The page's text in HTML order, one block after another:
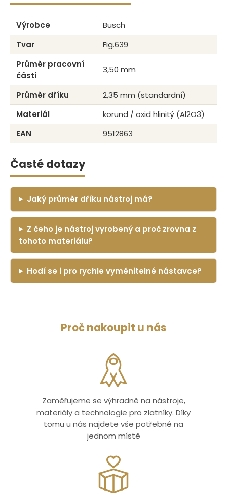
Výrobce
Busch
Tvar
Fig.639
Průměr pracovní
části
3,50 mm
Průměr dříku
2,35 mm (standardní)
Materiál
korund / oxid hlinitý (Al2O3)
EAN
9512863
Časté dotazy
Jaký průměr dříku nástroj má?
Z čeho je nástroj vyrobený a proč zrovna z
tohoto materiálu?
Hodí se i pro rychle vyměnitelné nástavce?
Proč nakoupit u nás
Zaměřujeme se výhradně na nástroje,
materiály a technologie pro zlatníky. Díky
tomu u nás najdete vše potřebné na
jednom místě